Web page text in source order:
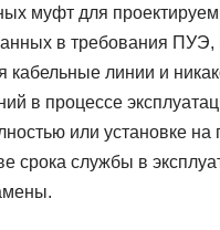
муфт для
в требования ПУЭ,
кабельные линии и
в процессе
или установке
срока службы в